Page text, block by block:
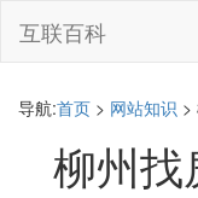
互联百科
导航:首页 > 网站知识 >
柳州找